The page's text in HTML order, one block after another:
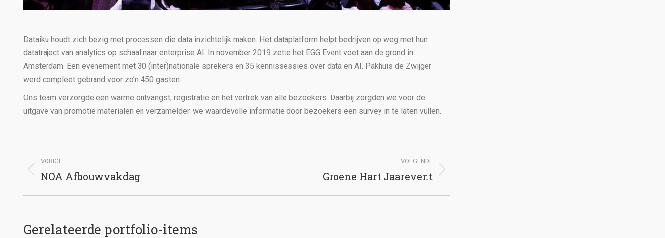
Dataiku houdt zich bezig met processen die data inzichtelijk maken. Het dataplatform helpt bedrijven op weg met hun
datatraject van analytics op schaal naar enterprise AI. In november 2019 zette het EGG Event voet aan de grond in
Amsterdam. Een evenement met 30 (inter)nationale sprekers en 35 kennissessies over data en AI. Pakhuis de Zwijger
werd compleet gebrand voor zo’n 450 gasten.
Ons team verzorgde een warme ontvangst, registratie en het vertrek van alle bezoekers. Daarbij zorgden we voor de
uitgave van promotie materialen en verzamelden we waardevolle informatie door bezoekers een survey in te laten vullen.
Bericht
navigatie
VORIGE
Vorig
NOA Afbouwvakdag
VOLGENDE
Groene Hart Jaarevent
Gerelateerde portfolio-items